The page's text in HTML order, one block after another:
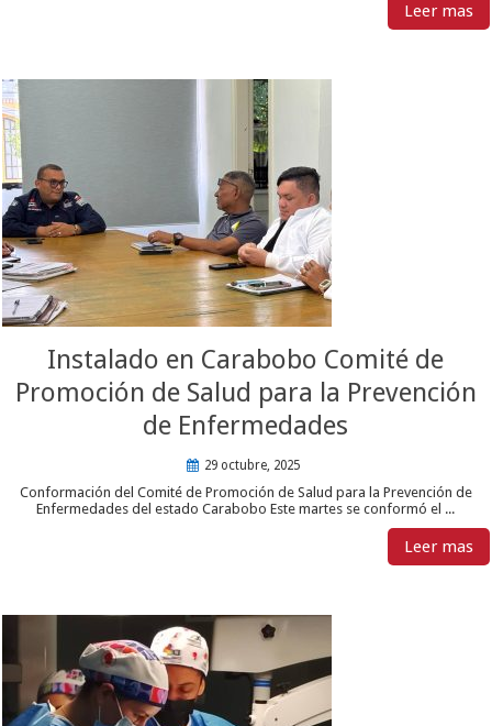
Leer mas
Instalado en Carabobo Comité de
Promoción de Salud para la Prevención
de Enfermedades
29 octubre, 2025
Conformación del Comité de Promoción de Salud para la Prevención de
Enfermedades del estado Carabobo Este martes se conformó el ...
Leer mas